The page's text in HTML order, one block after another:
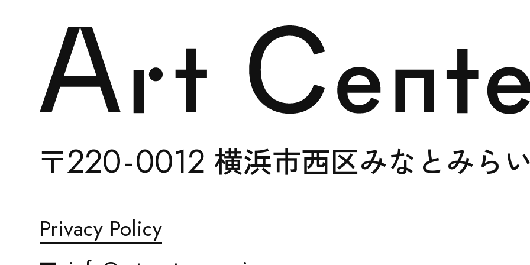
ACCESS
〒220-0012 横浜市西区みなとみら
Privacy Policy